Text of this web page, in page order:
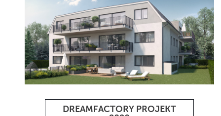
DREAMFACTORY PROJEKT